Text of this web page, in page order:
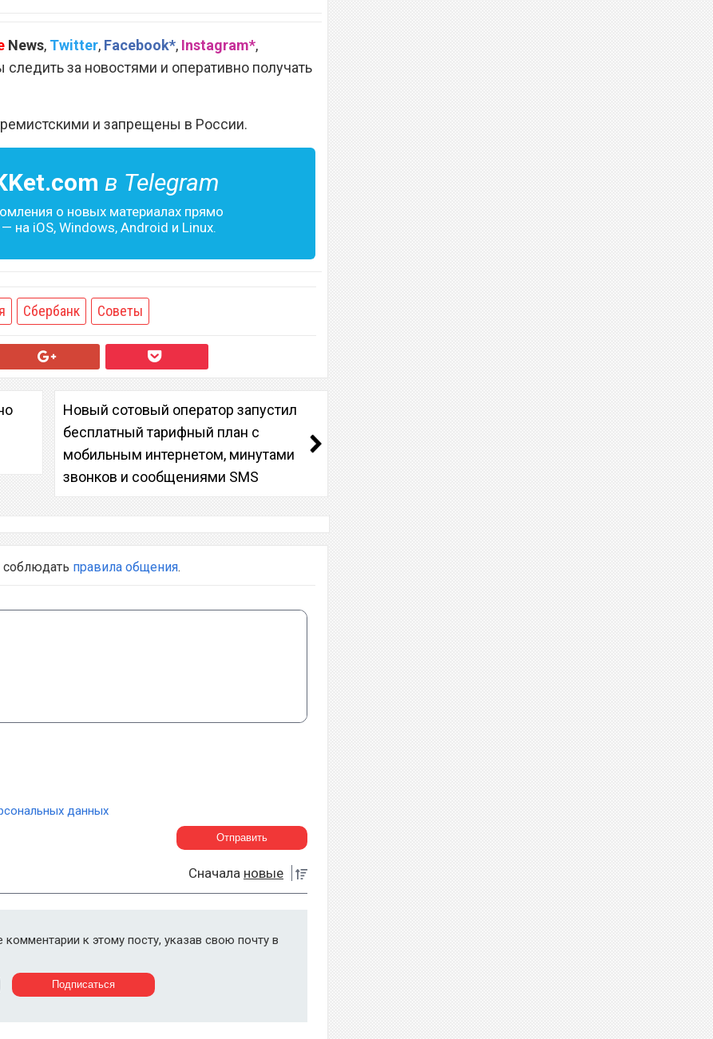
News, Twitter, Facebook*, Instagram*,
следить за новостями и оперативно получать
и запрещены в России.
в Telegram
о новых материалах прямо
на iOS, Windows, Android и Linux.
Сбербанк Советы
Новый сотовый оператор запустил
бесплатный тарифный план с
мобильным интернетом, минутами
звонков и сообщениями SMS
соблюдать правила общения.
данных
Сначала новые
к этому посту, указав свою почту в